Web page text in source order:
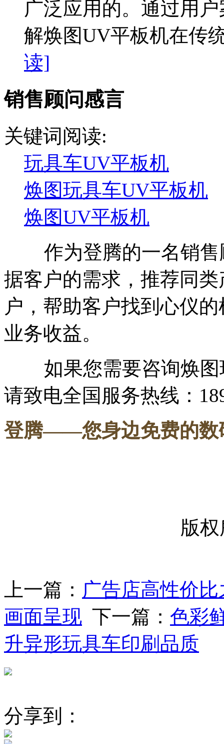
广泛应用的。通过用
解焕图UV平板机在传
读]
销售顾问感言
关键词阅读:
玩具车UV平板机
焕图玩具车UV平板机
焕图UV平板机
作为登腾的一名销售
据客户的需求，推荐同
户，帮助客户找到心仪
业务收益。
如果您需要咨询焕图
请致电全国服务热线：
登腾——您身边免费的数
版
上一篇： 广告店高性价
画面呈现 下一篇： 色彩
升异形玩具车印刷品质
分享到：